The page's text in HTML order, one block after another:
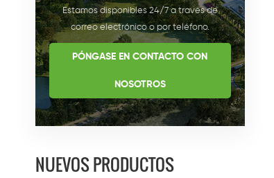
Estamos disponibles 24/7 a través de
correo electrónico o por teléfono.
PÓNGASE EN CONTACTO CON
NOSOTROS
NUEVOS PRODUCTOS